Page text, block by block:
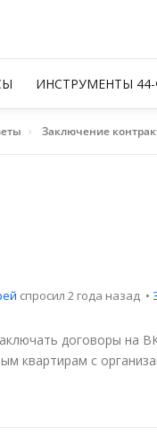
ИНСТРУМЕНТЫ
› Заключение
спросил 2 года назад •
договоры на
квартирам с